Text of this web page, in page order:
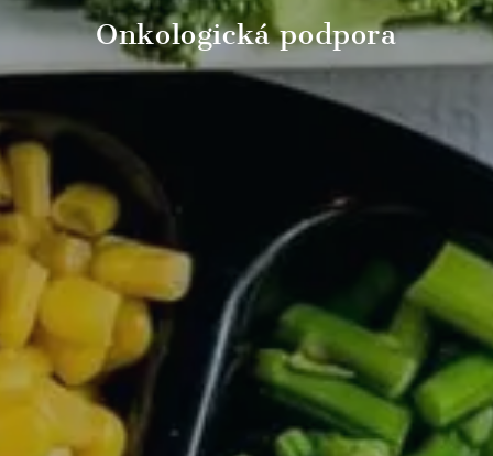
Onkologická podpora